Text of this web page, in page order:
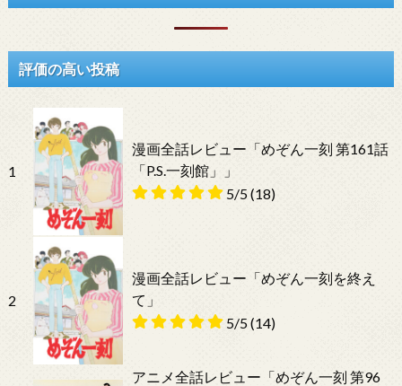
評価の高い投稿
1
漫画全話レビュー「めぞん一刻 第161話
「P.S.一刻館」」
5/5(18)
2
漫画全話レビュー「めぞん一刻を終え
て」
5/5(14)
アニメ全話レビュー「めぞん一刻 第96